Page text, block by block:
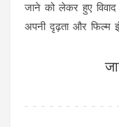
जाने को लेकर हुए
अपनी दृढ़ता और फिल्म